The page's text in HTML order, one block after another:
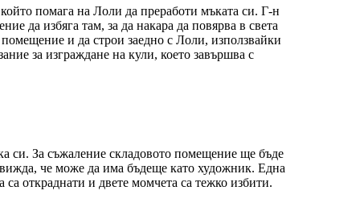
помага на Лоли да преработи мъката си. Г-н
да избяга там, за да накара да повярва в света
и да строи заедно с Лоли, използвайки
за изграждане на кули, което завършва с
си. За съжаление складовото помещение ще бъде
че може да има бъдеще като художник. Една
откраднати и двете момчета са тежко избити.